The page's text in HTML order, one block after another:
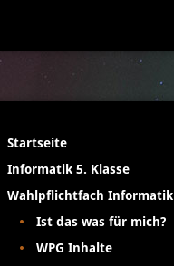
Startseite
Informatik 5. Klasse
Wahlpflichtfach Informatik
Ist das was für mich?
WPG Inhalte